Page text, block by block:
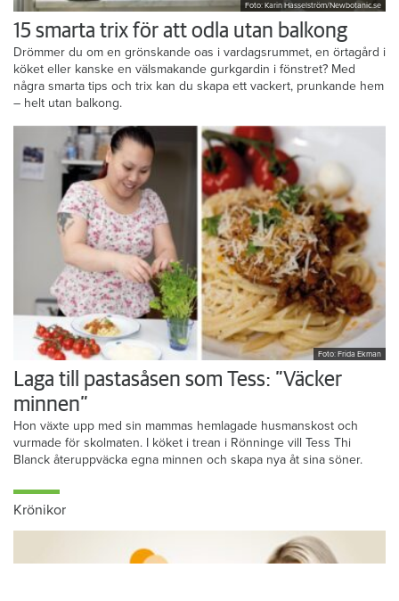
Foto: Karin Hasselström/Newbotanic.se
15 smarta trix för att odla utan balkong
Drömmer du om en grönskande oas i vardagsrummet, en örtagård i
köket eller kanske en välsmakande gurkgardin i fönstret? Med
några smarta tips och trix kan du skapa ett vackert, prunkande hem
– helt utan balkong.
Foto: Frida Ekman
Laga till pastasåsen som Tess: ”Väcker
minnen”
Hon växte upp med sin mammas hemlagade husmanskost och
vurmade för skolmaten. I köket i trean i Rönninge vill Tess Thi
Blanck återuppväcka egna minnen och skapa nya åt sina söner.
Krönikor